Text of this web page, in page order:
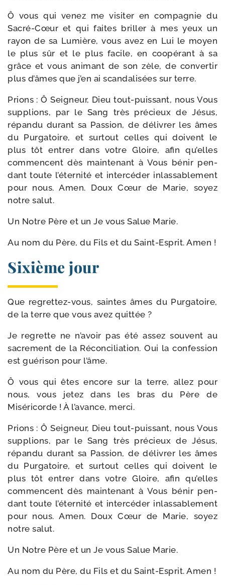
Ô vous qui venez me visi­ter en com­pa­gnie du
Sacré-​Cœur et qui faites briller à mes yeux un
rayon de sa Lumière, vous avez en Lui le moyen
le plus sûr et le plus facile, en coopé­rant à sa
grâce et vous ani­mant de son zèle, de conver­tir
plus d’âmes que j’en ai scan­da­li­sées sur terre.
Prions : Ô Seigneur, Dieu tout-​puissant, nous Vous
sup­plions, par le Sang très pré­cieux de Jésus,
répan­du durant sa Passion, de déli­vrer les âmes
du Purgatoire, et sur­tout celles qui doivent le
plus tôt entrer dans votre Gloire, afin qu’elles
com­mencent dès main­te­nant à Vous bénir pen­
dant toute l’éternité et inter­cé­der inlas­sa­ble­ment
pour nous. Amen. Doux Cœur de Marie, soyez
notre salut.
Un Notre Père et un Je vous Salue Marie.
Au nom du Père, du Fils et du Saint-​Esprit. Amen !
Sixième jour
Que regrettez-​vous, saintes âmes du Purgatoire,
de la terre que vous avez quittée ?
Je regrette ne n’avoir pas été assez sou­vent au
sacre­ment de la Réconciliation. Oui la confes­sion
est gué­ri­son pour l’âme.
Ô vous qui êtes encore sur la terre, allez pour
nous, vous jetez dans les bras du Père de
Miséricorde ! À l’avance, merci.
Prions : Ô Seigneur, Dieu tout-​puissant, nous Vous
sup­plions, par le Sang très pré­cieux de Jésus,
répan­du durant sa Passion, de déli­vrer les âmes
du Purgatoire, et sur­tout celles qui doivent le
plus tôt entrer dans votre Gloire, afin qu’elles
com­mencent dès main­te­nant à Vous bénir pen­
dant toute l’éternité et inter­cé­der inlas­sa­ble­ment
pour nous. Amen. Doux Cœur de Marie, soyez
notre salut.
Un Notre Père et un Je vous Salue Marie.
Au nom du Père, du Fils et du Saint-​Esprit. Amen !